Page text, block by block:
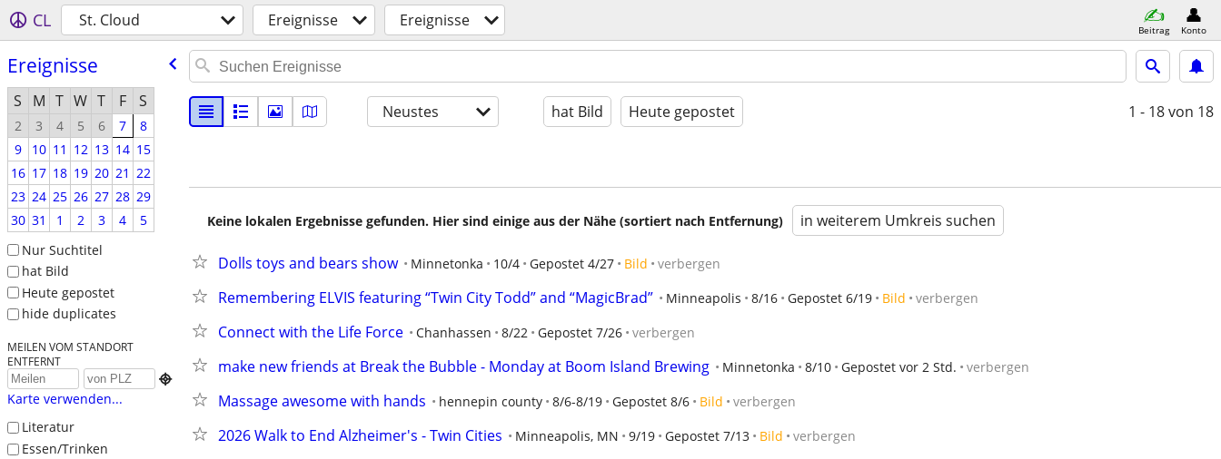
CL St. Cloud Ereignisse Ereignisse Beitrag Konto
Ereignisse
S M T W T F S
2 3 4 5 6 7
8
9
10 11 12 13 14 15
16 17 18 19 20 21 22
23 24 25 26 27 28 29
30 31 1 2 3 4
5
Nur Suchtitel
hat Bild
Heute gepostet
hide duplicates
MEILEN VOM STANDORT
ENTFERNT

Karte verwenden...
Literatur
Essen/Trinken
Neustes hat Bild Heute gepostet 1 - 18von 18
Keine lokalen Ergebnisse gefunden. Hier sind einige aus der Nähe (sortiert nach Entfernung) in weiterem Umkreis suchen
Dolls toys and bears show Minnetonka 10/4 Gepostet 4/27 Bild verbergen
Remembering ELVIS featuring “Twin City Todd” and “MagicBrad” Minneapolis 8/16 Gepostet 6/19 Bild verbergen
Connect with the Life Force Chanhassen 8/22 Gepostet 7/26 verbergen
make new friends at Break the Bubble - Monday at Boom Island Brewing Minnetonka 8/10 Gepostet vor 2 Std. verbergen
Massage awesome with hands hennepin county 8/6-8/19 Gepostet 8/6 Bild verbergen
2026 Walk to End Alzheimer's - Twin Cities Minneapolis, MN 9/19 Gepostet 7/13 Bild verbergen